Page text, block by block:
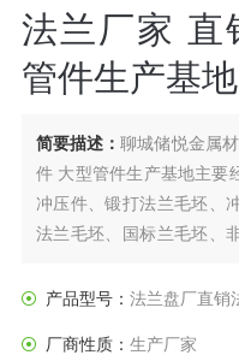
法兰厂家 直
管件生产基地
简要描述：聊城储悦金属
件 大型管件生产基地主要
冲压件、锻打法兰毛坯、
法兰毛坯、国标兰毛坯、
产品型号： 法兰盘厂直销
厂商性质： 生产厂家